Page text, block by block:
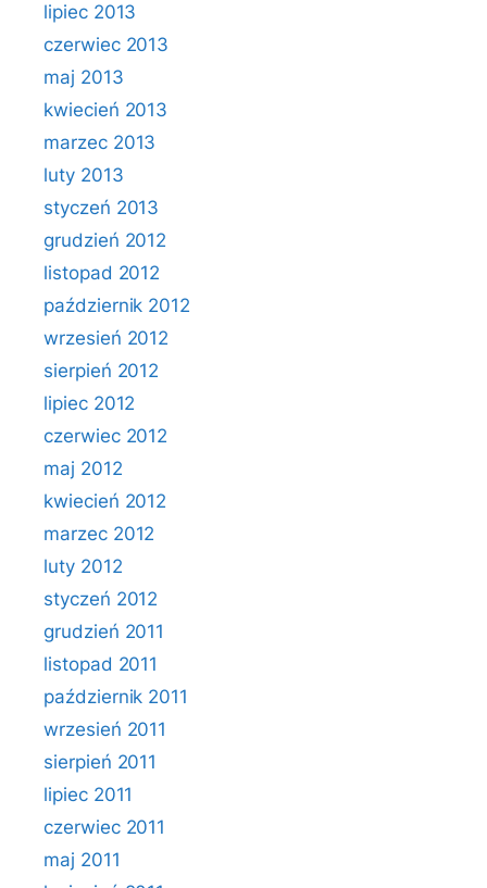
lipiec 2013
czerwiec 2013
maj 2013
kwiecień 2013
marzec 2013
luty 2013
styczeń 2013
grudzień 2012
listopad 2012
październik 2012
wrzesień 2012
sierpień 2012
lipiec 2012
czerwiec 2012
maj 2012
kwiecień 2012
marzec 2012
luty 2012
styczeń 2012
grudzień 2011
listopad 2011
październik 2011
wrzesień 2011
sierpień 2011
lipiec 2011
czerwiec 2011
maj 2011